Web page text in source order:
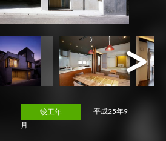
Next
竣工年 平成25年9
月